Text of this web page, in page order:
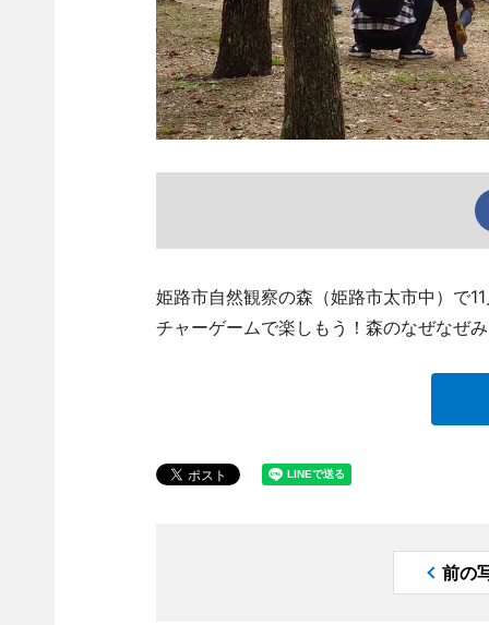
姫路市自然観察の森（姫路市太市中）で
チャーゲームで楽しもう！森のなぜなぜ
前の